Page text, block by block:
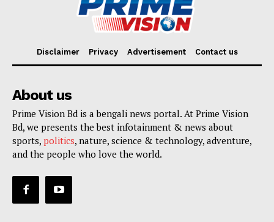
Disclaimer Privacy Advertisement Contact us
About us
Prime Vision Bd is a bengali news portal. At Prime Vision
Bd, we presents the best infotainment & news about
sports, politics, nature, science & technology, adventure,
and the people who love the world.